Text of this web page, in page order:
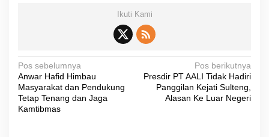
Ikuti Kami
N
a
v
Pos sebelumnya
Anwar Hafid Himbau
Masyarakat dan Pendukung
Tetap Tenang dan Jaga
Kamtibmas
Pos berikutnya
Presdir PT AALI Tidak Hadiri
Panggilan Kejati Sulteng,
Alasan Ke Luar Negeri